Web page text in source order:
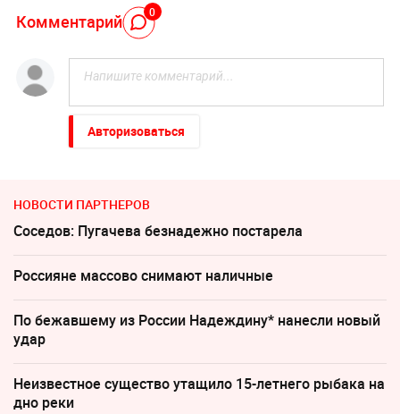
Комментарий 0
Авторизоваться
НОВОСТИ ПАРТНЕРОВ
Соседов: Пугачева безнадежно постарела
Россияне массово снимают наличные
По бежавшему из России Надеждину* нанесли новый
удар
Неизвестное существо утащило 15-летнего рыбака на
дно реки